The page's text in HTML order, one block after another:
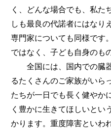
く、どんな場合でも、私た
しも最良の代諾者にはなり
専門家についても同様です
ではなく、子ども自身のも
全国には、国内での臓器
るたくさんのご家族がいら
たちが一日でも長く健やか
く豊かに生きてほしいとい
かります。重度障害といわ